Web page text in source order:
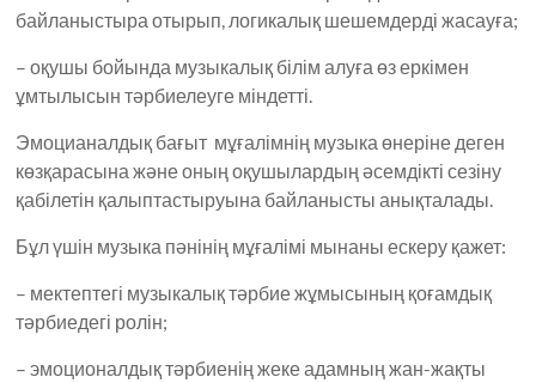
байланыстыра отырып, логикалық шешемдерді жасауға;
– оқушы бойында музыкалық білім алуға өз еркімен
ұмтылысын тәрбиелеуге міндетті.
Эмоцианалдық бағыт мұғалімнің музыка өнеріне деген
көзқарасына және оның оқушылардың әсемдікті сезіну
қабілетін қалыптастыруына байланысты анықталады.
Бұл үшін музыка пәнінің мұғалімі мынаны ескеру қажет:
– мектептегі музыкалық тәрбие жұмысының қоғамдық
тәрбиедегі ролін;
– эмоционалдық тәрбиенің жеке адамның жан-жақты